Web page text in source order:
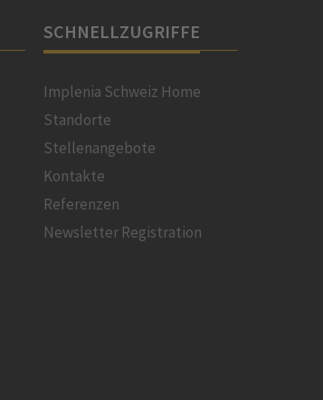
SCHNELLZUGRIFFE
Implenia Schweiz Home
Standorte
Stellenangebote
Kontakte
Referenzen
Newsletter Registration